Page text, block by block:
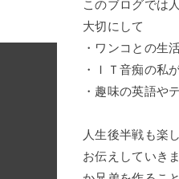
このブログでは
大切にして
・ワンコとの生
・ＩＴ音痴の私
・趣味の英語や
人生後半戦も楽
お伝えしていき